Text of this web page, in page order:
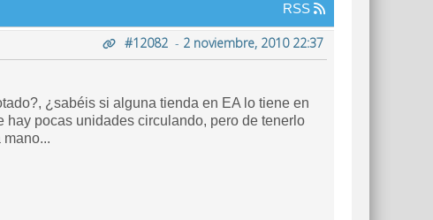
RSS
#12082 - 2 noviembre, 2010 22:37
¿sabéis si alguna tienda en EA lo tiene en
pocas unidades circulando, pero de tenerlo